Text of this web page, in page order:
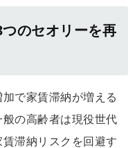
のセオリーを再
で家賃滞納が増える
の高齢者は現役世代
滞納リスクを回避す